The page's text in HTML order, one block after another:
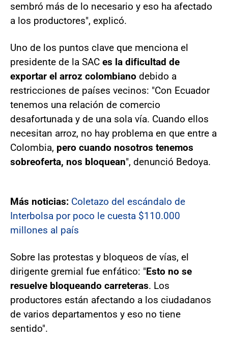
sembró más de lo necesario y eso ha afectado
a los productores", explicó.
Uno de los puntos clave que menciona el
presidente de la SAC es la dificultad de
exportar el arroz colombiano debido a
restricciones de países vecinos: "Con Ecuador
tenemos una relación de comercio
desafortunada y de una sola vía. Cuando ellos
necesitan arroz, no hay problema en que entre a
Colombia, pero cuando nosotros tenemos
sobreoferta, nos bloquean", denunció Bedoya.
Más noticias: Coletazo del escándalo de
Interbolsa por poco le cuesta $110.000
millones al país
Sobre las protestas y bloqueos de vías, el
dirigente gremial fue enfático: "Esto no se
resuelve bloqueando carreteras. Los
productores están afectando a los ciudadanos
de varios departamentos y eso no tiene
sentido".